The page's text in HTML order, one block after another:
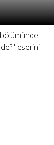
eserini